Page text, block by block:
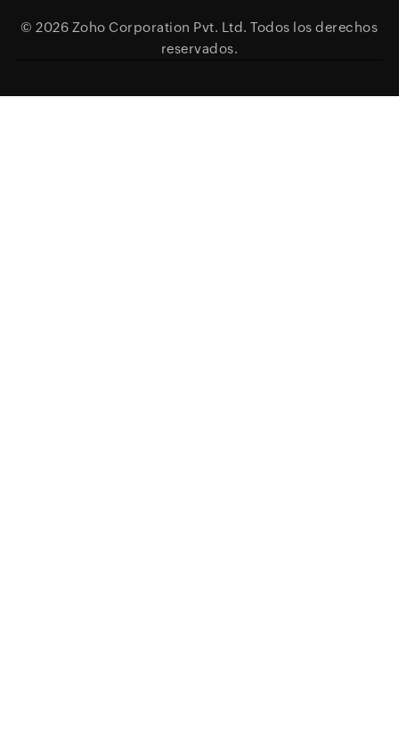
© 2026 Zoho Corporation Pvt. Ltd. Todos los derechos
reservados.